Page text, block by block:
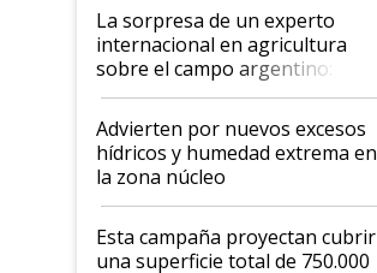
La sorpresa de un experto
internacional en agricultura
sobre el campo argentino:
"Estoy muy impresionado"
Advierten por nuevos excesos
hídricos y humedad extrema en
la zona núcleo
Esta campaña proyectan cubrir
una superficie total de 750.000